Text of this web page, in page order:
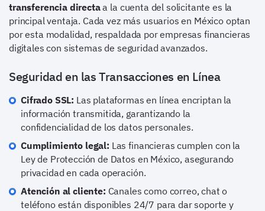
transferencia directaa la cuenta del solicitante es la
principal ventaja. Cada vez más usuarios en México optan
por esta modalidad, respaldada por empresas financieras
digitales con sistemas de seguridad avanzados.
Seguridad en las Transacciones en Línea
Cifrado SSL: Las plataformas en línea encriptan la
información transmitida, garantizando la
confidencialidad de los datos personales.
Cumplimiento legal: Las financieras cumplen con la
Ley de Protección de Datos en México, asegurando
privacidad en cada operación.
Atención al cliente: Canales como correo, chat o
teléfono están disponibles 24/7 para dar soporte y